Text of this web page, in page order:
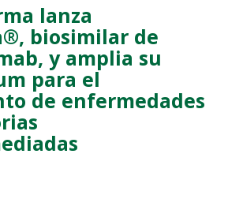
lanza
biosimilar de
y amplia su
para el
de enfermedades